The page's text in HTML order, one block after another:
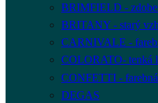
BRIMFIELD -
BRITANY - starý
CARNIVALE -
COLORATO- tenká
CONFETTI - farebná
DEGAS